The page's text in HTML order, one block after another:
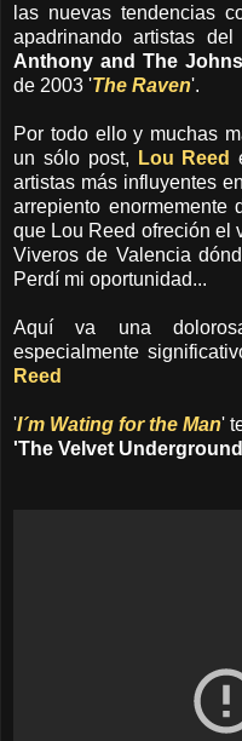
las nuevas tendencias
apadrinando artistas
Anthony and The
de 2003 'The Raven'.
Por todo ello y muchas
un sólo post,
Lou Reed
artistas más influyentes
arrepiento enormemente
que Lou Reed ofreción el
Viveros de Valencia
Perdí mi oportunidad...
Aquí va una
especialmente
Reed
'I´m Wating for the Man'
'The Velvet